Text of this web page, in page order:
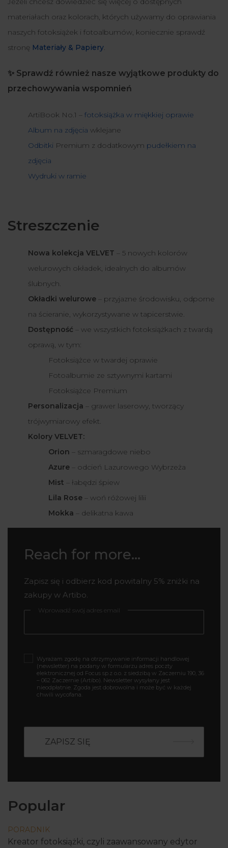
materiałach oraz kolorach, których używamy do oprawiania
naszych fotoksiążek i fotoalbumów, koniecznie sprawdź
stronę Materiały & Papiery
✨ Sprawdź również nasze wyjątkowe produkty do
przechowywania wspomnień
ArtiBook No.1 – fotoksiążka w miękkiej oprawie
Album na zdjęcia wklejane
Odbitki Premium z dodatkowym pudełkiem na
zdjęcia
Wydruki w ramie
Streszczenie
Nowa kolekcja VELVET
– 5 nowych kolorów
welurowych okładek, idealnych do albumów
ślubnych.
Okładki welurowe – przyjazne środowisku, odporne
na ścieranie, wykorzystywane w tapicerstwie.
Dostępność – we wszystkich fotoksiążkach z twardą
oprawą, w tym:
Fotoksiążce w twardej oprawie
Fotoalbumie ze sztywnymi kartami
Fotoksiążce Premium
Personalizacja – grawer laserowy, tworzący
trójwymiarowy efekt.
Kolory VELVET:
Orion – szmaragdowe niebo
Azure – odcień Lazurowego Wybrzeża
Mist
– łabędzi śpiew
Lila Rose – woń różowej lilii
Mokka – delikatna kawa
Reach for more...
Zapisz się i odbierz kod powitalny 5% zniżki na
zakupy w Artibo.
Wprowadź swój adres email
Wyrażam zgodę na otrzymywanie informacji handlowej
(newsletter) na podany w formularzu adres poczty
elektronicznej od Focus sp.z o.o. z siedzibą w Zaczerniu 190, 36
– 062 Zaczernie (Artibo). Newsletter wysyłany jest
nieodpłatnie. Zgoda jest dobrowolna i może być w każdej
chwili wycofana.
Popular
PORADNIK
Kreator fotoksiążki, czyli zaawansowany edytor